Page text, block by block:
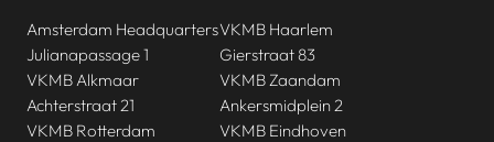
Amsterdam Headquarters
Julianapassage 1
VKMB Haarlem
Gierstraat 83
VKMB Alkmaar
Achterstraat 21
VKMB Zaandam
Ankersmidplein 2
VKMB Rotterdam
VKMB Eindhoven